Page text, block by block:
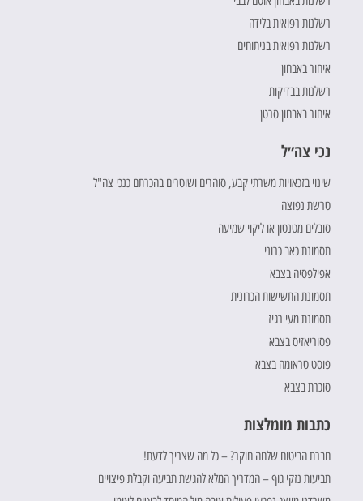
רשלנות רפואית בלידה
רשלנות רפואית בניתוחים
איחור באבחון
רשלנות בבדיקות
איחור באבחון סרטן
נכי צה״ל
שינוי בזכאויות משרתי קבע, סוהרים ושוטרים בהכרתם כנכי צה"ל
טרשת נפוצה
סובלים מטנטון או ליקוי שמיעה
תסמונת כאב כרוני
אפילפסיה בצבא
תסמונת התשישות הכרונית
תסמונת מעי רגיז
פסוריאזיס בצבא
פוסט טראומה בצבא
סוכרת בצבא
כתבות מומלצות
חברת הביטוח שלחה חוקר? – כל מה שצריך לדעת!
תביעות נזקי גוף – המדריך המלא להגשת תביעה וקבלת פיצויים